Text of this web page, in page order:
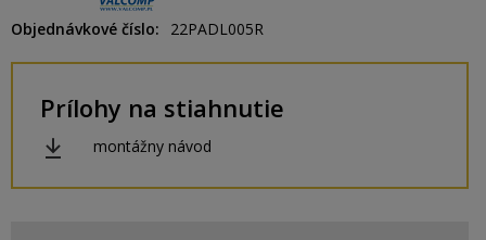
Objednávkové číslo 22PADL005R
Prílohy na stiahnutie
montážny návod